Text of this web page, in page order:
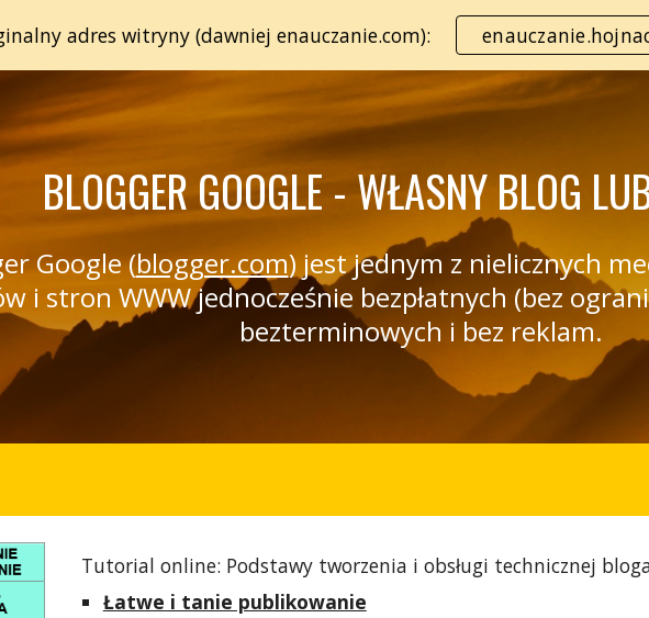
Skip to main content Skip to navigation
adres witryny (dawniej enauczanie.com):
BLOGGER GOOGLE - WŁASNY BLOG
Google (blogger.com) jest jednym z nielicznych
i stron WWW jednocześnie bezpłatnych (bez
bezterminowych i bez reklam.
Tutorial online: Podstawy tworzenia i obsługi technicznej
Łatwe i tanie publikowanie